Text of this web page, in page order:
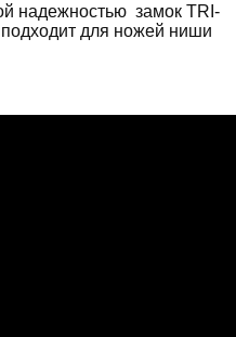
надежностью замок TRI-
подходит для ножей ниши